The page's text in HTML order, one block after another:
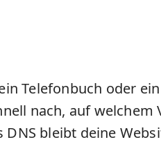
Telefonbuch oder
nach, auf welchem
bleibt deine